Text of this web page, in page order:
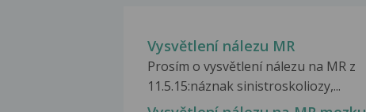
Vysvětlení nálezu MR
Prosím o vysvětlení nálezu na MR z
11.5.15:náznak sinistroskoliozy,...